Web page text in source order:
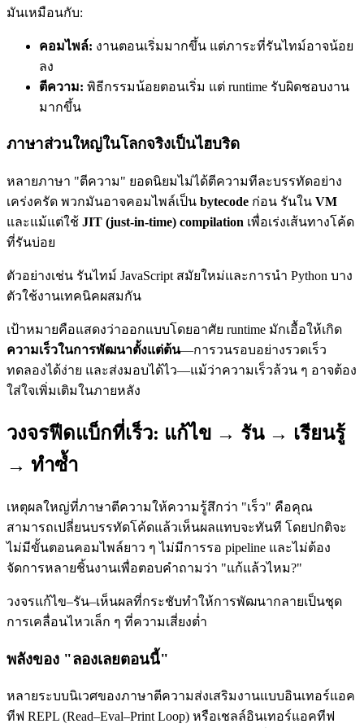
มันเหมือนกับ:
คอมไพล์: งานตอนเริ่มมากขึ้น แต่ภาระที่รันไทม์อาจน้อย
ลง
ตีความ: พิธีกรรมน้อยตอนเริ่ม แต่ runtime รับผิดชอบงาน
มากขึ้น
ภาษาส่วนใหญ่ในโลกจริงเป็นไฮบริด
หลายภาษา "ตีความ" ยอดนิยมไม่ได้ตีความทีละบรรทัดอย่าง
เคร่งครัด พวกมันอาจคอมไพล์เป็น bytecode ก่อน รันใน VM
และแม้แต่ใช้ JIT (just-in-time) compilation เพื่อเร่งเส้นทางโค้ด
ที่รันบ่อย
ตัวอย่างเช่น รันไทม์ JavaScript สมัยใหม่และการนำ Python บาง
ตัวใช้งานเทคนิคผสมกัน
เป้าหมายคือแสดงว่าออกแบบโดยอาศัย runtime มักเอื้อให้เกิด
ความเร็วในการพัฒนาตั้งแต่ต้น—การวนรอบอย่างรวดเร็ว
ทดลองได้ง่าย และส่งมอบได้ไว—แม้ว่าความเร็วล้วน ๆ อาจต้อง
ใส่ใจเพิ่มเติมในภายหลัง
วงจรฟีดแบ็กที่เร็ว: แก้ไข → รัน → เรียนรู้
→ ทำซ้ำ
เหตุผลใหญ่ที่ภาษาตีความให้ความรู้สึกว่า "เร็ว" คือคุณ
สามารถเปลี่ยนบรรทัดโค้ดแล้วเห็นผลแทบจะทันที โดยปกติจะ
ไม่มีขั้นตอนคอมไพล์ยาว ๆ ไม่มีการรอ pipeline และไม่ต้อง
จัดการหลายชิ้นงานเพื่อตอบคำถามว่า "แก้แล้วไหม?"
วงจรแก้ไข–รัน–เห็นผลที่กระชับทำให้การพัฒนากลายเป็นชุด
การเคลื่อนไหวเล็ก ๆ ที่ความเสี่ยงต่ำ
พลังของ "ลองเลยตอนนี้"
หลายระบบนิเวศของภาษาตีความส่งเสริมงานแบบอินเทอร์แอค
ทีฟ REPL (Read–Eval–Print Loop) หรือเชลล์อินเทอร์แอคทีฟ